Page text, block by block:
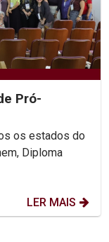
Pró-
os estados do
Diploma
LER MAIS